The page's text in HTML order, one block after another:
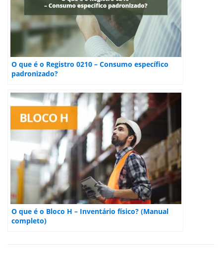
O que é o Registro 0210 – Consumo específico
padronizado?
O que é o Bloco H – Inventário físico? (Manual
completo)